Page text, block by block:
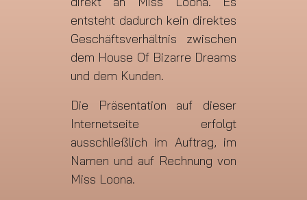
entsteht dadurch kein direktes
Geschäftsverhältnis zwischen
dem House Of Bizarre Dreams
und dem Kunden.
Die Präsentation auf dieser
Internetseite erfolgt
ausschließlich im Auftrag, im
Namen und auf Rechnung von
Miss Loona.